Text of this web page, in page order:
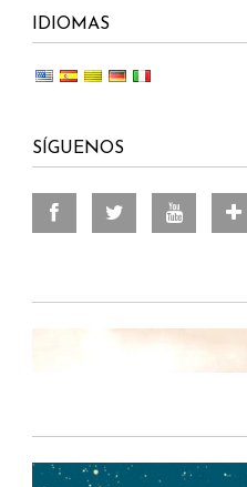
IDIOMAS
SÍGUENOS